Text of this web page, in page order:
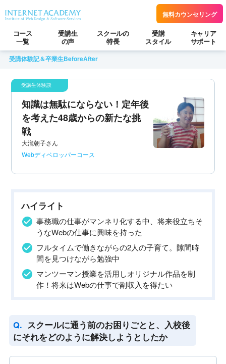
無料カウンセリング
コース
一覧
受講生
の声
スクールの
特長
受講
スタイル
キャリア
サポート
受講体験記＆卒業生BeforeAfter
知識は無駄にならない！定年後
を考えた48歳からの新たな挑
戦
大瀧朝子さん
Webディベロッパーコース
ハイライト
事務職の仕事がマンネリ化する中、将来役立ちそ
うなWebの仕事に興味を持った
フルタイムで働きながらの2人の子育て。隙間時
間を見つけながら勉強中
マンツーマン授業を活用しオリジナル作品を制
作！将来はWebの仕事で副収入を得たい
スクールに通う前のお困りごとと、入校後
にそれをどのように解決しようとしたか